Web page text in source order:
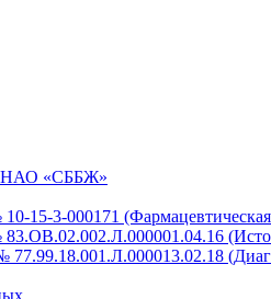
НАО «СББЖ»
15-3-000171 (Фармацевтическая